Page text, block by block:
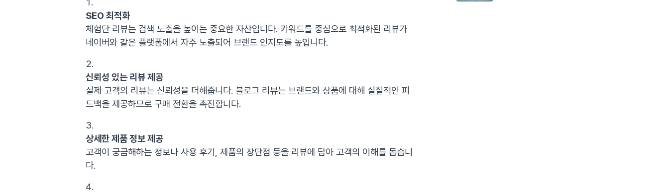
SEO 최적화
체험단 리뷰는 검색 노출을 높이는 중요한 자산입니다. 키워드를 중심으로 최적화된 리뷰가
네이버와 같은 플랫폼에서 자주 노출되어 브랜드 인지도를 높입니다.
신뢰성 있는 리뷰 제공
실제 고객의 리뷰는 신뢰성을 더해줍니다. 블로그 리뷰는 브랜드와 상품에 대해 실질적인 피
드백을 제공하므로 구매 전환을 촉진합니다.
상세한 제품 정보 제공
고객이 궁금해하는 정보나 사용 후기, 제품의 장단점 등을 리뷰에 담아 고객의 이해를 돕습니
다.